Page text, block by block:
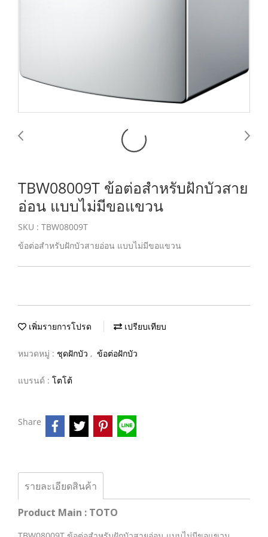
TBW08009T ข้อต่อสำหรับฝักบัวสาย
อ่อน แบบไม่มีขอแขวน
SKU : TBW08009T
ข้อต่อสำหรับฝักบัวสายอ่อน แบบไม่มีขอแขวน
เพิ่มรายการโปรด เปรียบเทียบ
หมวดหมู่ : ชุดฝักบัว , ข้อต่อฝักบัว
แบรนด์ : โตโต้
Share
รายละเอียดสินค้า
Product Main : TOTO